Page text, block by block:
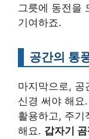
그릇에 동전을
기여하죠.
공간의 통
마지막으로, 공
신경 써야 해요
활용하고, 주기
해요. 갑자기